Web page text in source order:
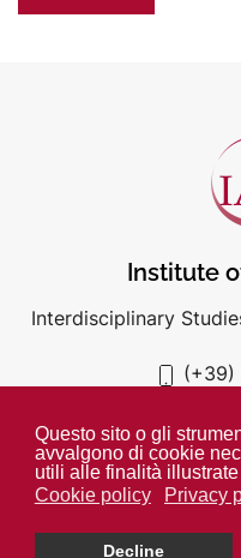
Questo sito o gli
avvalgono di cookie
utili alle finalità
Cookie policy
Privacy
Decline
Institute
Interdisciplinary
(+39)